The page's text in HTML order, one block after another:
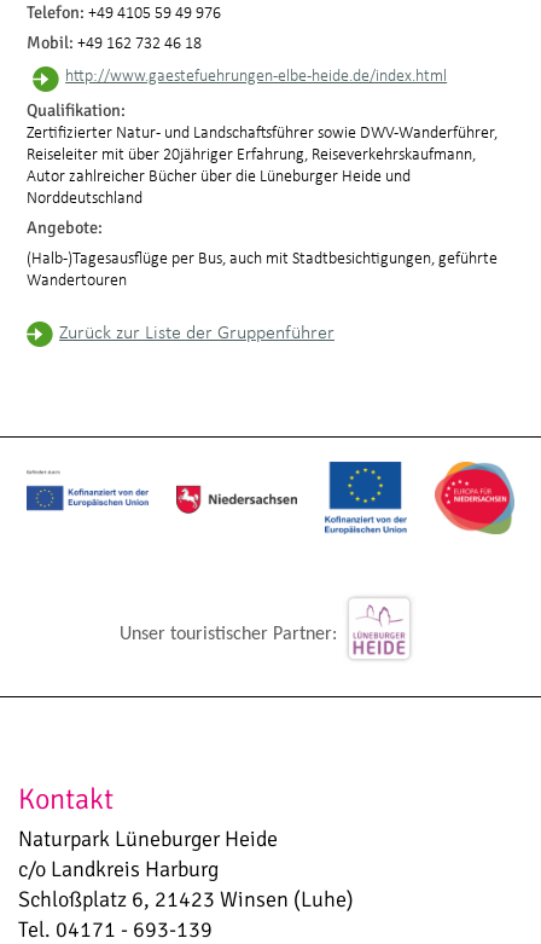
Telefon: +49 4105 59 49 976
Mobil: +49 162 732 46 18
http://www.gaestefuehrungen-elbe-heide.de/index.html
Qualifikation:
Zertifizierter Natur- und Landschaftsführer sowie DWV-Wanderführer,
Reiseleiter mit über 20jähriger Erfahrung, Reiseverkehrskaufmann,
Autor zahlreicher Bücher über die Lüneburger Heide und
Norddeutschland
Angebote:
(Halb-)Tagesausflüge per Bus, auch mit Stadtbesichtigungen, geführte
Wandertouren
Zurück zur Liste der Gruppenführer
Unser touristischer Partner:
Kontakt
Naturpark Lüneburger Heide
c/o Landkreis Harburg
Schloßplatz 6, 21423 Winsen (Luhe)
Tel. 04171 - 693-139